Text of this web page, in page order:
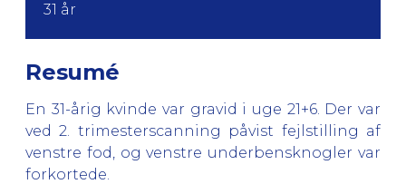
31 år
Resumé
En 31-årig kvinde var gravid i uge 21+6. Der var
ved 2. trimesterscanning påvist fejlstilling af
venstre fod, og venstre underbensknogler var
forkortede.